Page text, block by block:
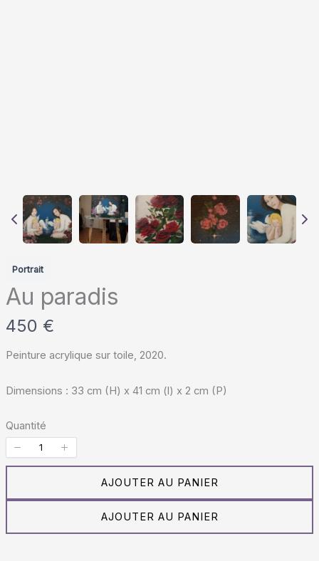
Portrait
Au paradis
M
a
t
e
a
n
450 €
Peinture acrylique sur toile, 2020.
Dimensions : 33 cm (H) x 41 cm (l) x 2 cm (P)
Quantité
AJOUTER AU PANIER
AJOUTER AU PANIER